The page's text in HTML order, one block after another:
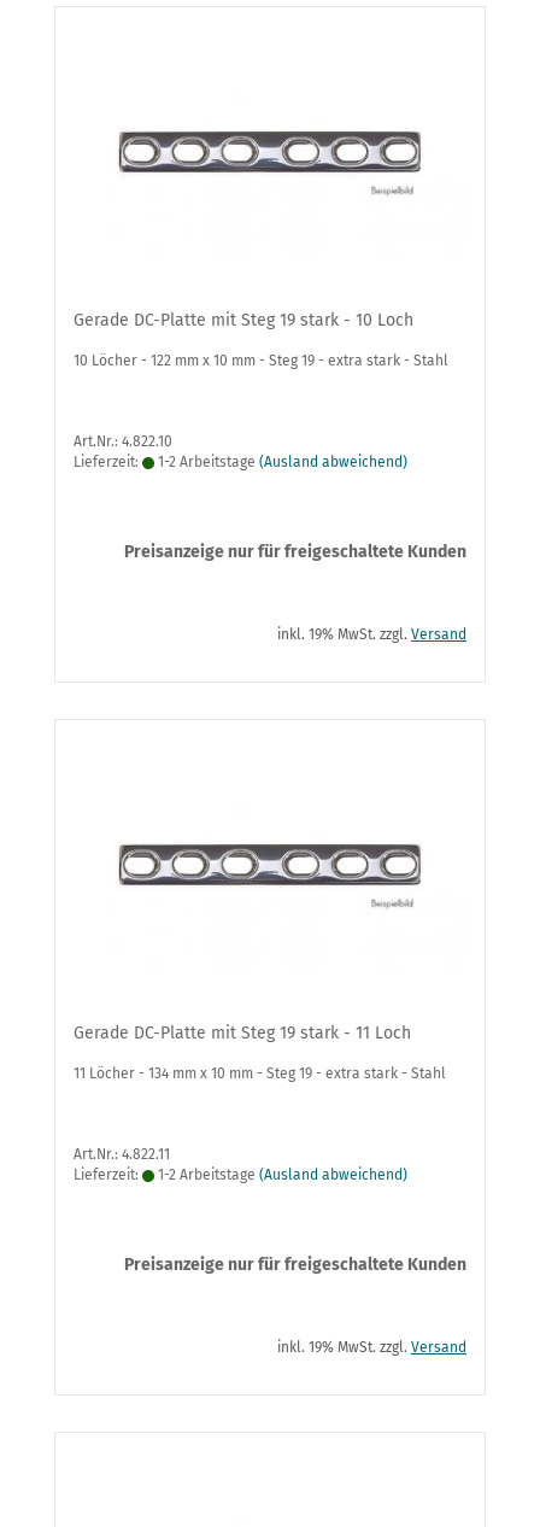
Gerade DC-Platte mit Steg 19 stark - 10 Loch
10 Löcher - 122 mm x 10 mm - Steg 19 - extra stark - Stahl
Art.Nr.: 4.822.10
Lieferzeit:
1-2 Arbeitstage (Ausland abweichend)
Preisanzeige nur für freigeschaltete Kunden
inkl. 19% MwSt. zzgl. Versand
Gerade DC-Platte mit Steg 19 stark - 11 Loch
11 Löcher - 134 mm x 10 mm - Steg 19 - extra stark - Stahl
Art.Nr.: 4.822.11
Lieferzeit:
1-2 Arbeitstage (Ausland abweichend)
Preisanzeige nur für freigeschaltete Kunden
inkl. 19% MwSt. zzgl. Versand